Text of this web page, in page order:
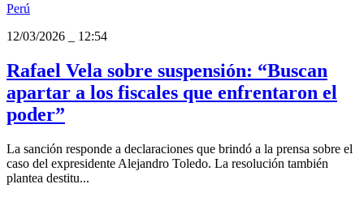
Perú
12/03/2026
12:54
Rafael Vela sobre suspensión: “Buscan
apartar a los fiscales que enfrentaron el
poder”
La sanción responde a declaraciones que brindó a la prensa sobre el
caso del expresidente Alejandro Toledo. La resolución también
plantea destitu...